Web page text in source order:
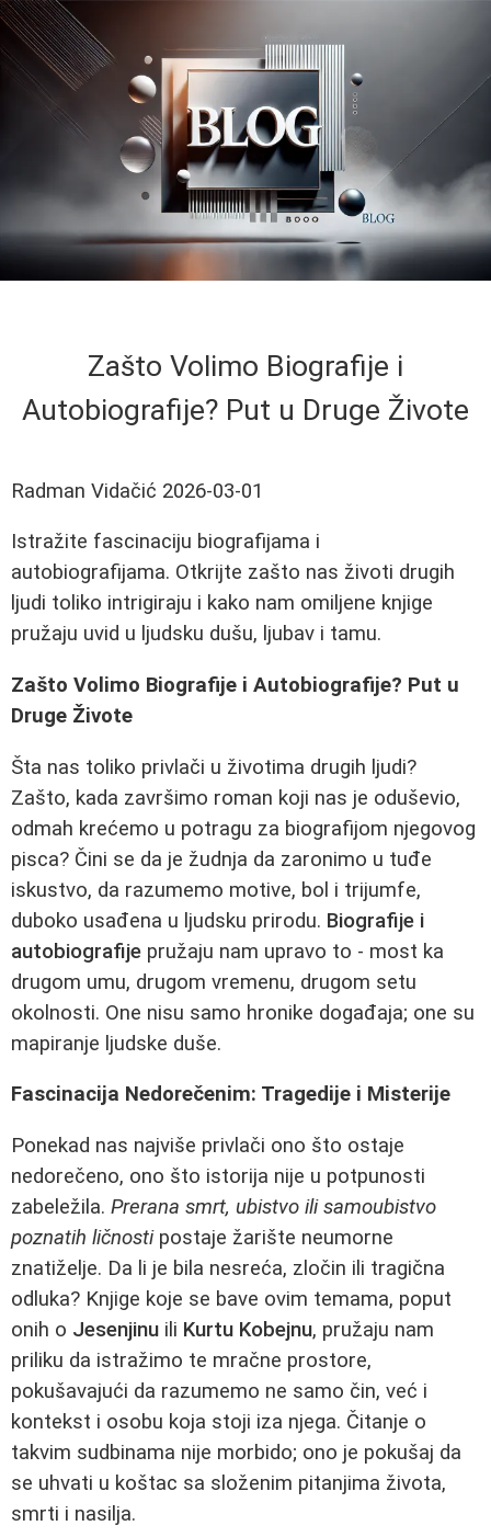
Zašto Volimo Biografije i
Autobiografije? Put u Druge Živote
Radman Vidačić 2026-03-01
Istražite fascinaciju biografijama i
autobiografijama. Otkrijte zašto nas životi drugih
ljudi toliko intrigiraju i kako nam omiljene knjige
pružaju uvid u ljudsku dušu, ljubav i tamu.
Zašto Volimo Biografije i Autobiografije? Put u
Druge Živote
Šta nas toliko privlači u životima drugih ljudi?
Zašto, kada završimo roman koji nas je oduševio,
odmah krećemo u potragu za biografijom njegovog
pisca? Čini se da je žudnja da zaronimo u tuđe
iskustvo, da razumemo motive, bol i trijumfe,
duboko usađena u ljudsku prirodu. Biografije i
autobiografije pružaju nam upravo to - most ka
drugom umu, drugom vremenu, drugom setu
okolnosti. One nisu samo hronike događaja; one su
mapiranje ljudske duše.
Fascinacija Nedorečenim: Tragedije i Misterije
Ponekad nas najviše privlači ono što ostaje
nedorečeno, ono što istorija nije u potpunosti
zabeležila. Prerana smrt, ubistvo ili samoubistvo
poznatih ličnostipostaje žarište neumorne
znatiželje. Da li je bila nesreća, zločin ili tragična
odluka? Knjige koje se bave ovim temama, poput
onih o Jesenjinu ili Kurtu Kobejnu, pružaju nam
priliku da istražimo te mračne prostore,
pokušavajući da razumemo ne samo čin, već i
kontekst i osobu koja stoji iza njega. Čitanje o
takvim sudbinama nije morbido; ono je pokušaj da
se uhvati u koštac sa složenim pitanjima života,
smrti i nasilja.